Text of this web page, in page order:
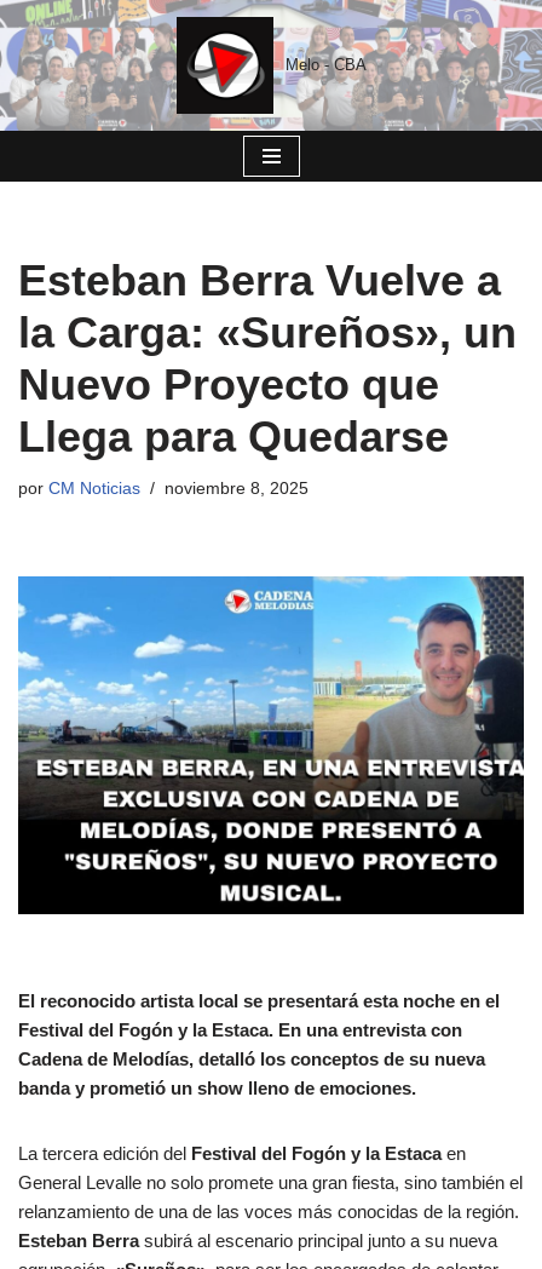
Saltar
al
contenido
Melo - CBA
Esteban Berra Vuelve a
la Carga: «Sureños», un
Nuevo Proyecto que
Llega para Quedarse
por CM Noticias noviembre 8, 2025
El reconocido artista local se presentará esta noche en el
Festival del Fogón y la Estaca. En una entrevista con
Cadena de Melodías, detalló los conceptos de su nueva
banda y prometió un show lleno de emociones.
La tercera edición del Festival del Fogón y la Estacaen
General Levalle no solo promete una gran fiesta, sino también el
relanzamiento de una de las voces más conocidas de la región.
Esteban Berrasubirá al escenario principal junto a su nueva